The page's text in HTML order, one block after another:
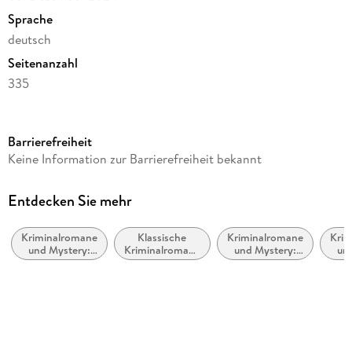
Sprache
deutsch
Seitenanzahl
335
Altersempfehlung
Reihe
Autor/Autorin
Thomas Herzberg
Barrierefreiheit
Keine Information zur Barrierefreiheit bekannt
Entdecken Sie mehr
Kriminalromane
und Mystery:
weibliche
Klassische
Kriminalromane
und Mystery
Kriminalromane
und Mystery:
Polizeiarbeit &